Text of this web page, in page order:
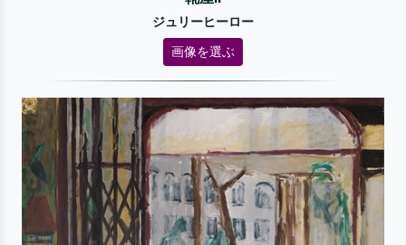
ジュリーヒーロー
画像を選ぶ